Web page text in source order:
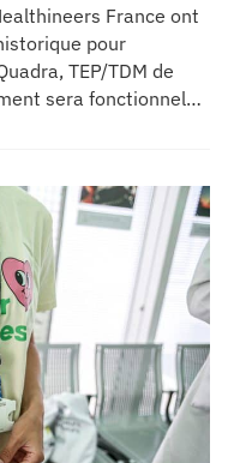
France ont
pour
TEP/TDM de
sera fonctionnel
de l’établissement.
de 9,5 millions
de
régional de